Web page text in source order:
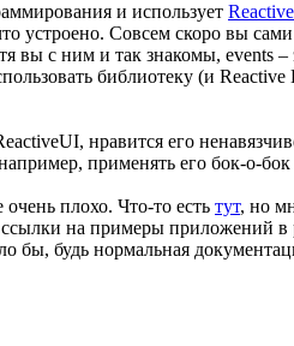
и использует
устроено. Совсем скоро вы
вы с ним и так знакомы, events
библиотеку (и
нравится его
применять его бок-о-
плохо. Что-то есть тут, но
ссылки на примеры приложений
будь нормальная